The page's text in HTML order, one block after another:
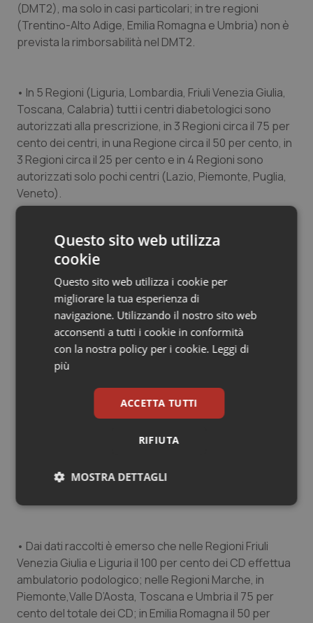
(DMT2), ma solo in casi particolari; in tre regioni
(Trentino-Alto Adige, Emilia Romagna e Umbria) non è
prevista la rimborsabilità nel DMT2.
• In 5 Regioni (Liguria, Lombardia, Friuli Venezia Giulia,
Toscana, Calabria) tutti i centri diabetologici sono
autorizzati alla prescrizione, in 3 Regioni circa il 75 per
cento dei centri, in una Regione circa il 50 per cento, in
3 Regioni circa il 25 per cento e in 4 Regioni sono
autorizzati solo pochi centri (Lazio, Piemonte, Puglia,
Veneto).
• Alcuni sistemi più recenti non risultano ancora
rimborsati dal SSR di alcune Regioni. Ulteriori maggiori
difformità esistono, tra le diverse Regioni, per quanto
concerne la rimborsabilità di tecnologie avanzate nella
gravidanza in donna diabetica o nel diabete
gestazionale.
Per quanto riguarda i Centri di cura per il piede
• Allo stato attuale, nonostante la sindrome del piede
diabetico sia una complicanza che colpisce fino al 15
di ambulatori podologici nei Centri di Diabetologia (CD)
lieve aumento rispetto alla precedente indagine SID
• Dai dati raccolti è emerso che nelle Regioni Friuli
Venezia Giulia e Liguria il 100 per cento dei CD effettua
ambulatorio podologico; nelle Regioni Marche, in
Piemonte,Valle D’Aosta, Toscana e Umbria il 75 per
cento del totale dei CD; in Emilia Romagna il 50 per
Questo sito web utilizza
cookie
Questo sito web utilizza i cookie per
migliorare la tua esperienza di
navigazione. Utilizzando il nostro sito web
acconsenti a tutti i cookie in conformità
con la nostra policy per i cookie. Leggi di
più
ACCETTA TUTTI
RIFIUTA
MOSTRA DETTAGLI
Necessari Statistici Marketing